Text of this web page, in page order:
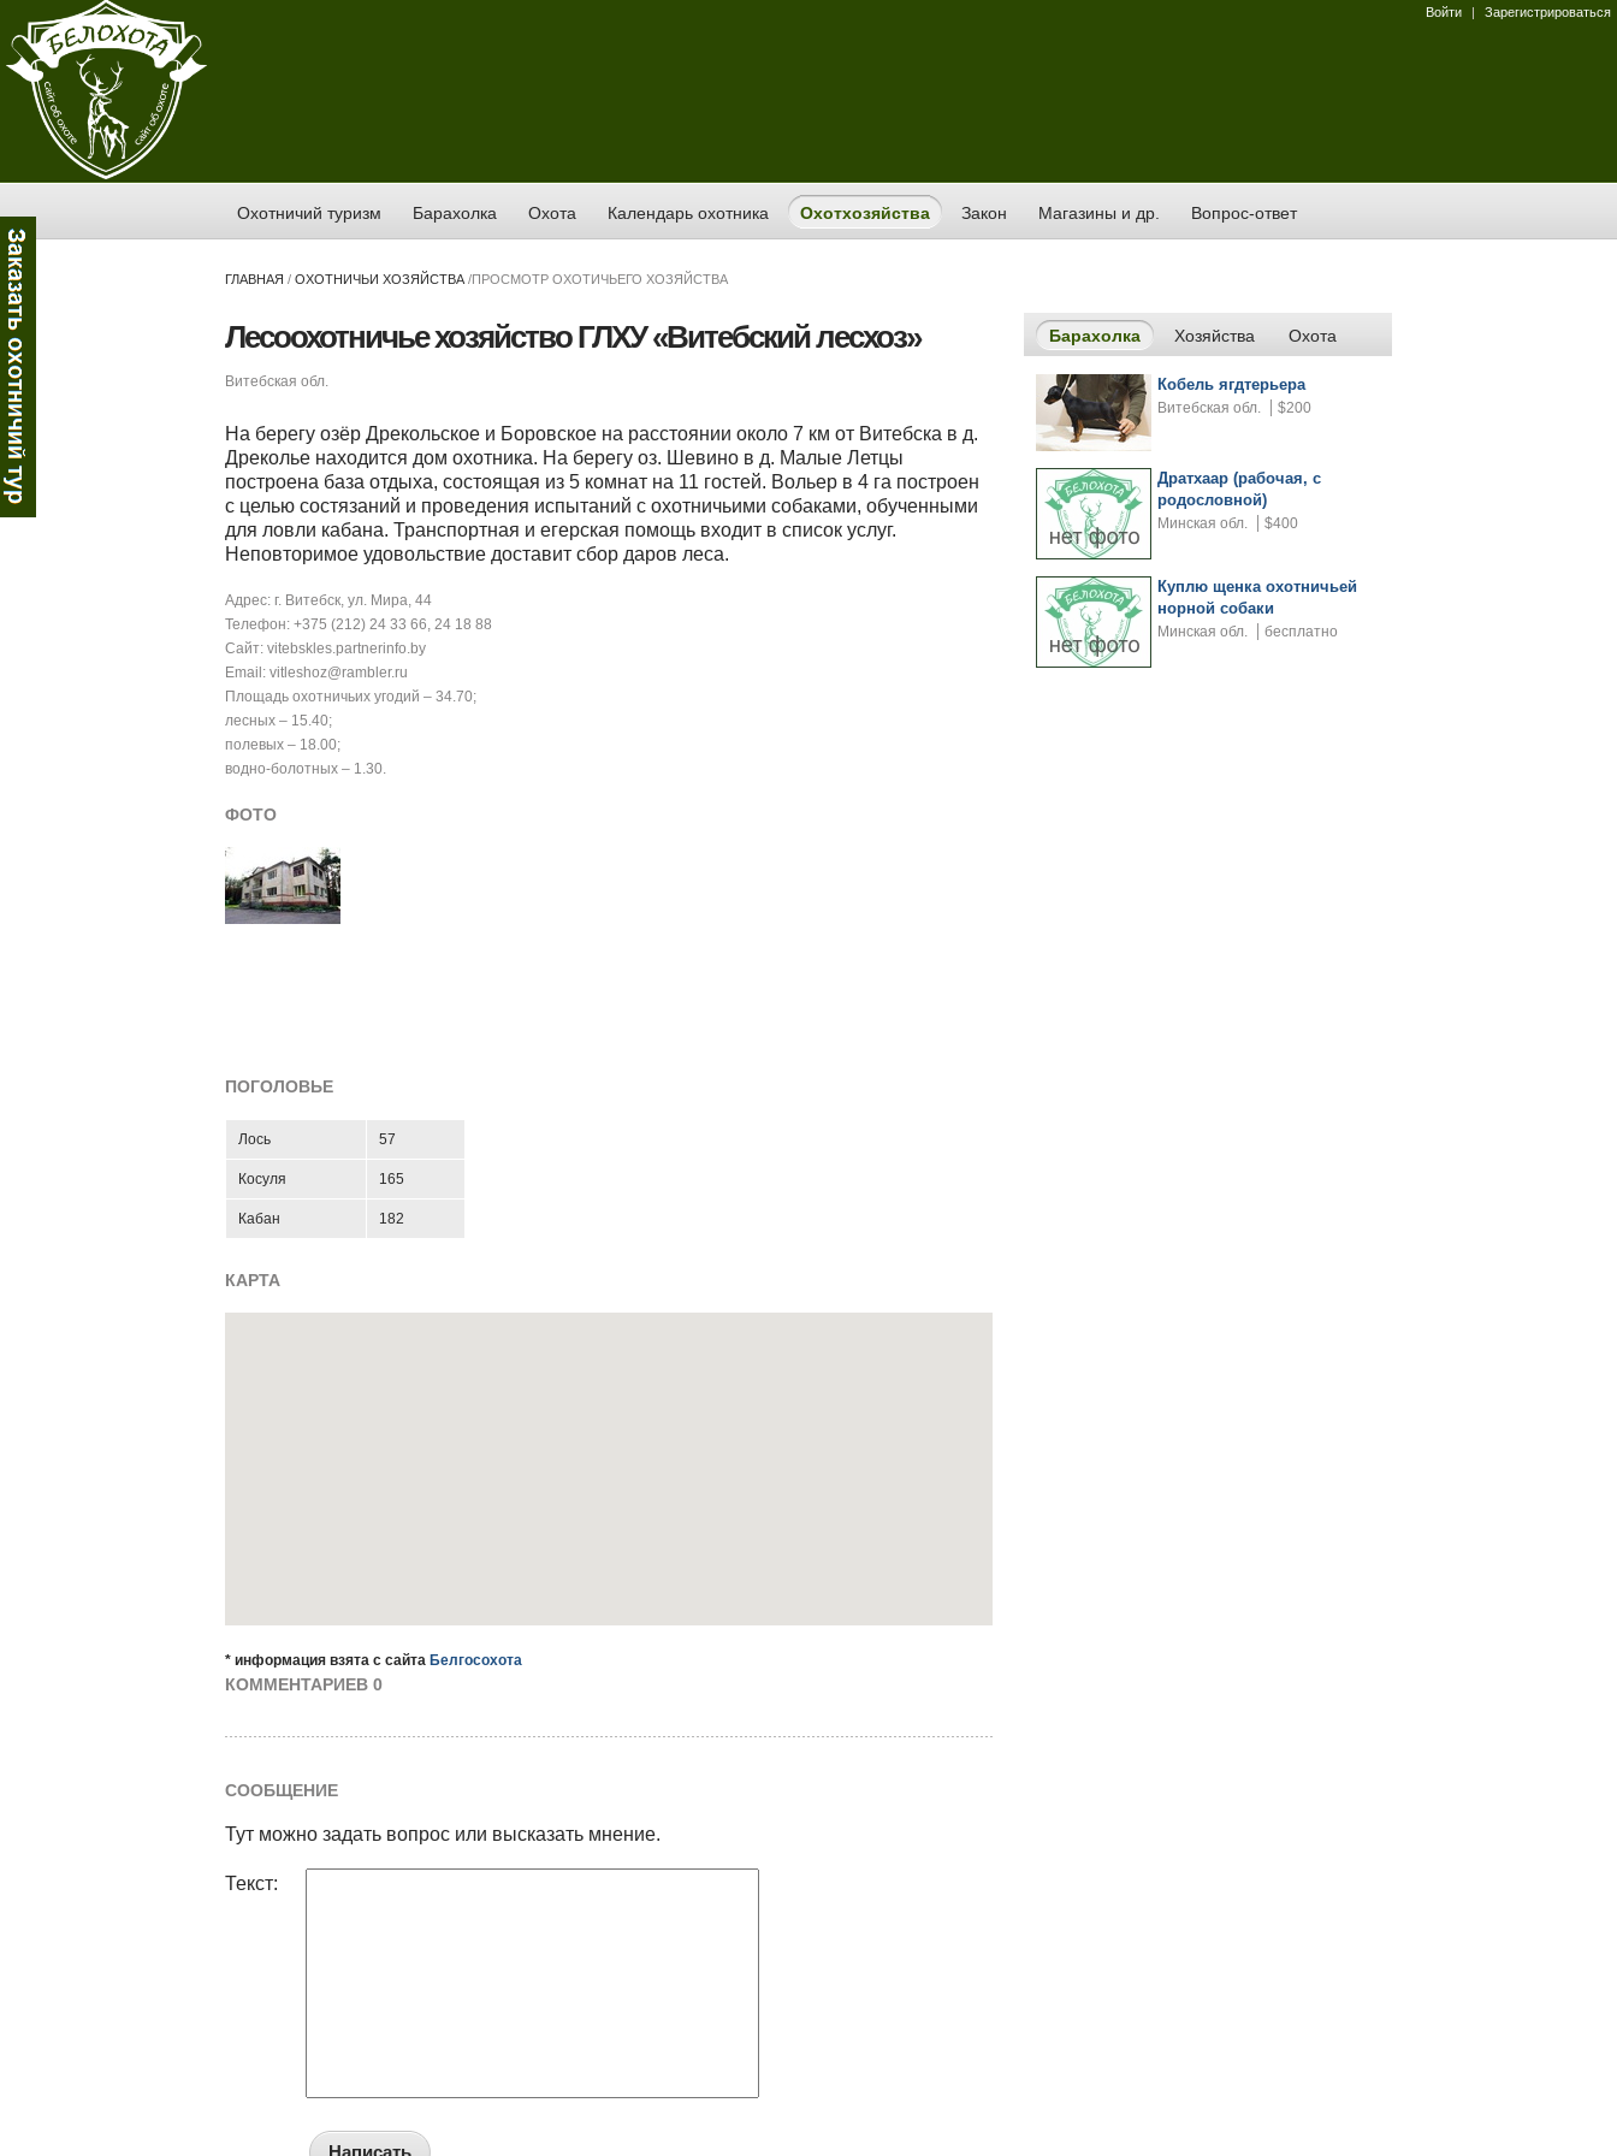
Войти | Зарегистрироваться
Охотничий туризм Барахолка Охота Календарь охотника Охотхозяйства Закон Магазины и др. Вопрос-ответ
ГЛАВНАЯ / ОХОТНИЧЬИ ХОЗЯЙСТВА /ПРОСМОТР ОХОТИЧЬЕГО ХОЗЯЙСТВА
Лесоохотничье хозяйство ГЛХУ «Витебский лесхоз»
Витебская обл.
На берегу озёр Дрекольское и Боровское на расстоянии около 7 км от Витебска в д.
Дреколье находится дом охотника. На берегу оз. Шевино в д. Малые Летцы
построена база отдыха, состоящая из 5 комнат на 11 гостей. Вольер в 4 га построен
с целью состязаний и проведения испытаний с охотничьими собаками, обученными
для ловли кабана. Транспортная и егерская помощь входит в список услуг.
Неповторимое удовольствие доставит сбор даров леса.
Адрес: г. Витебск, ул. Мира, 44
Телефон: +375 (212) 24 33 66, 24 18 88
Сайт: vitebskles.partnerinfo.by
Email: vitleshoz@rambler.ru
Площадь охотничьих угодий – 34.70;
лесных – 15.40;
полевых – 18.00;
водно-болотных – 1.30.
ФОТО
ПОГОЛОВЬЕ
Лось 57
Косуля 165
Кабан 182
КАРТА
* информация взята с сайта Белгосохота
КОММЕНТАРИЕВ 0
СООБЩЕНИЕ
Тут можно задать вопрос или высказать мнение.
Текст:
Написать
Барахолка Хозяйства Охота
Кобель ягдтерьера
Витебская обл. $200
Дратхаар (рабочая, с
родословной)
Минская обл. $400
Куплю щенка охотничьей
норной собаки
Минская обл. бесплатно